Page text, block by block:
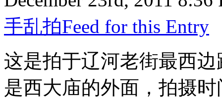
手乱拍Feed for this Entry
这是拍于辽河老街最西
是西大庙的外面，拍摄